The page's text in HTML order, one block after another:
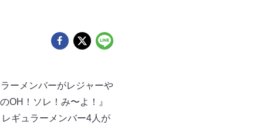
ーメンバーがレジャーや
OH！ソレ！み〜よ！』
ギュラーメンバー4人が